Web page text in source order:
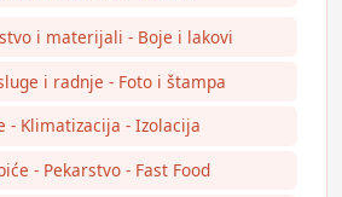
i materijali - Boje i lakovi
i radnje - Foto i štampa
- Klimatizacija - Izolacija
- Pekarstvo - Fast Food